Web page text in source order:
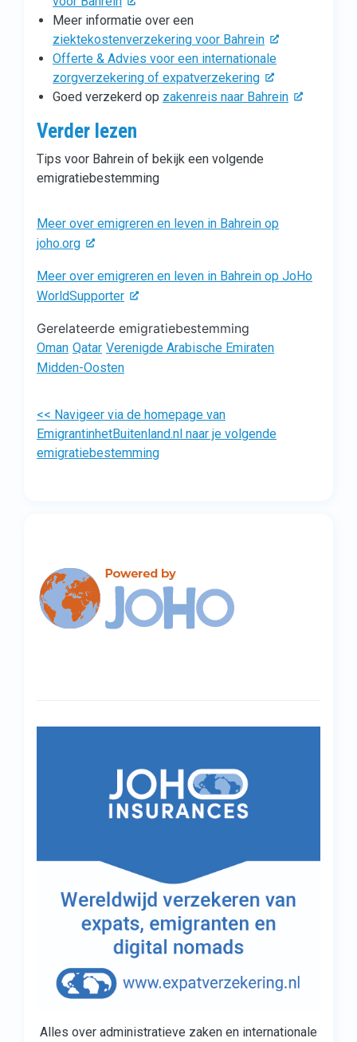
Meer informatie over een
ziektekostenverzekering voor Bahrein
Offerte & Advies voor een internationale
zorgverzekering of expatverzekering
Goed verzekerd op zakenreis naar Bahrein
Verder lezen
Tips voor Bahrein of bekijk een volgende
emigratiebestemming
Meer over emigreren en leven in Bahrein op
joho.org
Meer over emigreren en leven in Bahrein op JoHo
WorldSupporter
Gerelateerde emigratiebestemming
Oman Qatar Verenigde Arabische Emiraten
Midden-Oosten
<< Navigeer via de homepage van
EmigrantinhetBuitenland.nl naar je volgende
emigratiebestemming
Alles over administratieve zaken en internationale